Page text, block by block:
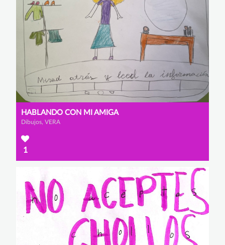
HABLANDO CON MI AMIGA
Dibujos, VERA
1